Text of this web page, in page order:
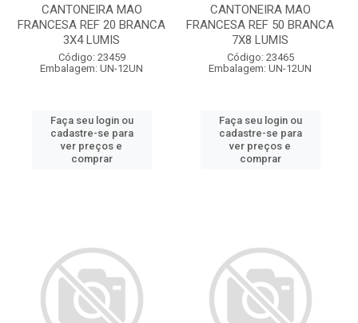
CANTONEIRA MAO
FRANCESA REF 20 BRANCA
3X4 LUMIS
Código: 23459
Embalagem: UN-12UN
Faça seu login ou
cadastre-se para
ver preços e
comprar
CANTONEIRA MAO
FRANCESA REF 50 BRANCA
7X8 LUMIS
Código: 23465
Embalagem: UN-12UN
Faça seu login ou
cadastre-se para
ver preços e
comprar